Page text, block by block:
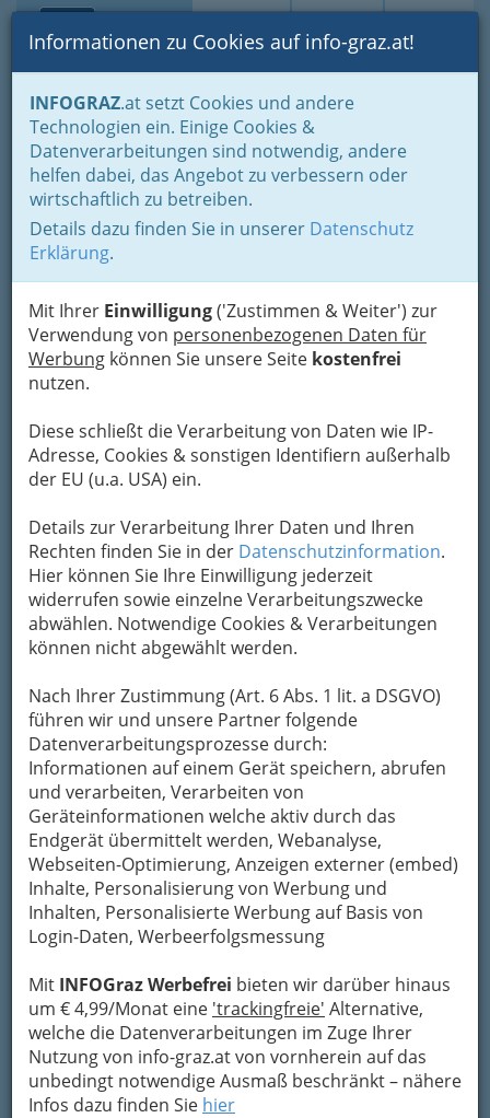
Suche Login Toggle
Informationen zu Cookies auf info-graz.at!
INFOGRAZ.at setzt Cookies und andere
Technologien ein. Einige Cookies &
Datenverarbeitungen sind notwendig, andere
helfen dabei, das Angebot zu verbessern oder
wirtschaftlich zu betreiben.
Details dazu finden Sie in unserer Datenschutz
Erklärung.
Mit Ihrer Einwilligung('Zustimmen & Weiter') zur
Verwendung von personenbezogenen Daten für
Werbung können Sie unsere Seite kostenfrei
nutzen.
Diese schließt die Verarbeitung von Daten wie IP-
Adresse, Cookies & sonstigen Identifiern außerhalb
der EU (u.a. USA) ein.
Details zur Verarbeitung Ihrer Daten und Ihren
Rechten finden Sie in der Datenschutzinformation.
Hier können Sie Ihre Einwilligung jederzeit
widerrufen sowie einzelne Verarbeitungszwecke
abwählen. Notwendige Cookies & Verarbeitungen
können nicht abgewählt werden.
Nach Ihrer Zustimmung (Art. 6 Abs. 1 lit. a DSGVO)
führen wir und unsere Partner folgende
Datenverarbeitungsprozesse durch:
Informationen auf einem Gerät speichern, abrufen
und verarbeiten, Verarbeiten von
Geräteinformationen welche aktiv durch das
Endgerät übermittelt werden, Webanalyse,
Webseiten-Optimierung, Anzeigen externer (embed)
Inhalte, Personalisierung von Werbung und
Inhalten, Personalisierte Werbung auf Basis von
Login-Daten, Werbeerfolgsmessung
Mit INFOGraz Werbefrei bieten wir darüber hinaus
um € 4,99/Monat eine 'trackingfreie' Alternative,
welche die Datenverarbeitungen im Zuge Ihrer
Nutzung von info-graz.at von vornherein auf das
unbedingt notwendige Ausmaß beschränkt – nähere
Infos dazu finden Sie hier
Home Branchen Kultur Künstler und Künstlerinnen
Geigenspieler / Geigenspielernnen, ViolinIsten / ViolinIstinnen
Grazer Künstler -
GeigenspielerInnen,
ViolinIstinnen
Man muß nicht
nur verstehen,
gut zu spielen,
sondern auch,
Gehör zu bringen. Die Geige in
der Hand des größten Meisters
gibt nur ein Gezirp von sich,
wenn der Raum zu groß ist.
Friedrich Nietzsche
Violine: verwandte Instrumente
Bratsche, Violoncello
Die Violine wird auch Geige genannt,
obwohl dieser Begriff früher auch
Bratschen, Celli, die Vorläufer des
Kontrabass und Gamben einschloss
(siehe Namensursprung). Sie ist ein
aus verschiedenen Hölzern – (oder
neuerdings auch aus
Verbundwerkstoffen wie Carbon) –
gefertigtes Saiteninstrument. Ihre
vier Saiten werden mit einem Bogen gestrichen.
In der Tradition der klassischen europäischen
Musik spielt die Violine
eine wichtige Rolle,
viele Komponisten
haben ihr einen
wichtigen Teil des
Schaffens gewidmet.
Violinen werden von
Geigenbauern hergestellt. ©WikipediA